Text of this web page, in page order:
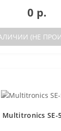
0 р.
(НЕ
Multitronics SE-